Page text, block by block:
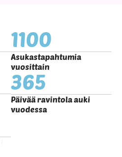
1100
Asukastapahtumia
vuosittain
365
Päivää ravintola auki
vuodessa